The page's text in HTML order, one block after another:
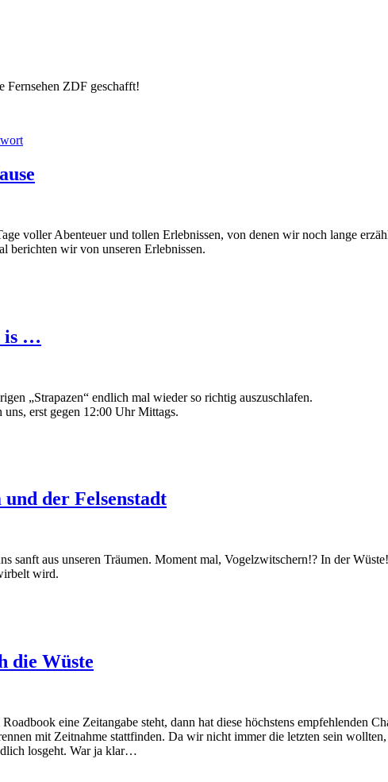
Fernsehen ZDF geschafft!
voller Abenteuer und tollen Erlebnissen, von denen wir noch lange
berichten wir von unseren Erlebnissen.
is …
„Strapazen“ endlich mal wieder so richtig auszuschlafen.
erst gegen 12:00 Uhr Mittags.
der Felsenstadt
sanft aus unseren Träumen. Moment mal, Vogelzwitschern!? In der
wird.
die Wüste
eine Zeitangabe steht, dann hat diese höchstens empfehlenden
mit Zeitnahme stattfinden. Da wir nicht immer die letzten sein
losgeht. War ja klar…